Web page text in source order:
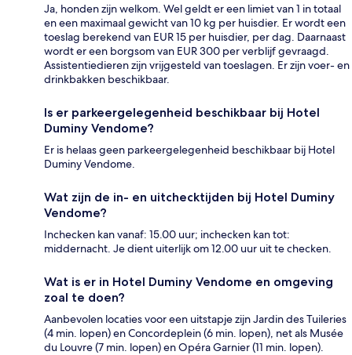
Ja, honden zijn welkom. Wel geldt er een limiet van 1 in totaal
en een maximaal gewicht van 10 kg per huisdier. Er wordt een
toeslag berekend van EUR 15 per huisdier, per dag. Daarnaast
wordt er een borgsom van EUR 300 per verblijf gevraagd.
Assistentiedieren zijn vrijgesteld van toeslagen. Er zijn voer- en
drinkbakken beschikbaar.
Is er parkeergelegenheid beschikbaar bij Hotel
Duminy Vendome?
Er is helaas geen parkeergelegenheid beschikbaar bij Hotel
Duminy Vendome.
Wat zijn de in- en uitchecktijden bij Hotel Duminy
Vendome?
Inchecken kan vanaf: 15.00 uur; inchecken kan tot:
middernacht. Je dient uiterlijk om 12.00 uur uit te checken.
Wat is er in Hotel Duminy Vendome en omgeving
zoal te doen?
Aanbevolen locaties voor een uitstapje zijn Jardin des Tuileries
(4 min. lopen) en Concordeplein (6 min. lopen), net als Musée
du Louvre (7 min. lopen) en Opéra Garnier (11 min. lopen).